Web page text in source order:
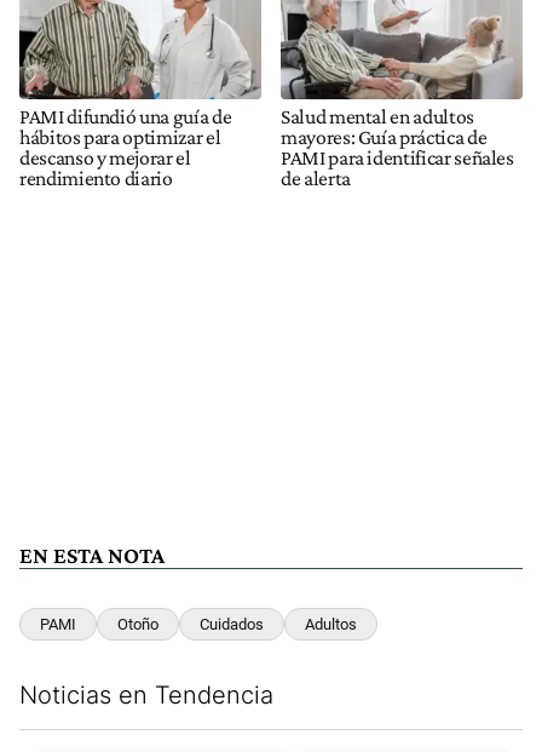
PAMI difundió una guía de
hábitos para optimizar el
descanso y mejorar el
rendimiento diario
Salud mental en adultos
mayores: Guía práctica de
PAMI para identificar señales
de alerta
EN ESTA NOTA
PAMI Otoño Cuidados Adultos
Noticias en Tendencia